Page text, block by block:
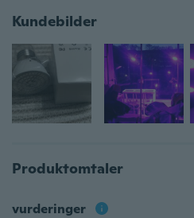
Kundebilder
Produktomtaler
vurderinger